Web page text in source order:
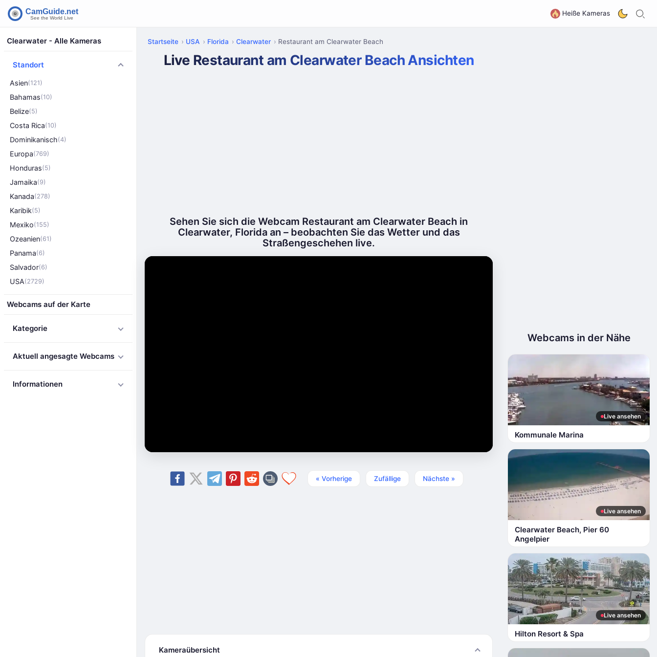
Heiße Kameras
Clearwater - Alle Kameras
Standort
Asien(121)
Bahamas(10)
Belize(5)
Costa Rica(10)
Dominikanisch(4)
Europa(769)
Honduras(5)
Jamaika(9)
Kanada(278)
Karibik(5)
Mexiko(155)
Ozeanien(61)
Panama(6)
Salvador(6)
USA(2729)
Webcams auf der Karte
Kategorie
Aktuell angesagte Webcams
Informationen
Startseite USA Florida Clearwater Restaurant am Clearwater Beach
Live Restaurant am Clearwater Beach Ansichten
Sehen Sie sich die Webcam Restaurant am Clearwater Beach in
Clearwater, Florida an – beobachten Sie das Wetter und das
Straßengeschehen live.
« Vorherige Zufällige Nächste »
Kameraübersicht
Webcams in der Nähe
Live ansehen
Kommunale Marina
Live ansehen
Clearwater Beach, Pier 60
Angelpier
Live ansehen
Hilton Resort & Spa